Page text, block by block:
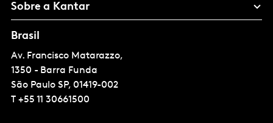
Sobre a Kantar
Brasil
Av. Francisco Matarazzo,
1350 - Barra Funda
São Paulo SP, 01419-002
T +55 11 30661500